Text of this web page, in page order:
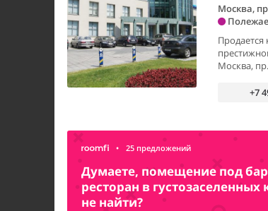
Москва,
Москва,
+7
• 25 предложений
Думаете, помещение под
ресторан в густозаселенных
не найти?